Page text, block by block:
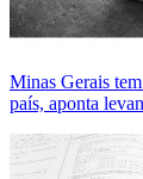
Minas Gerais
país, aponta